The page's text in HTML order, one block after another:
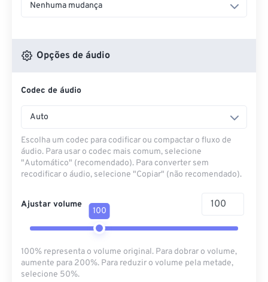
Nenhuma mudança
Opções de áudio
Codec de áudio
Auto
Escolha um codec para codificar ou compactar o fluxo de
áudio. Para usar o codec mais comum, selecione
"Automático" (recomendado). Para converter sem
recodificar o áudio, selecione "Copiar" (não recomendado).
Ajustar volume
100
100% representa o volume original. Para dobrar o volume,
aumente para 200%. Para reduzir o volume pela metade,
selecione 50%.